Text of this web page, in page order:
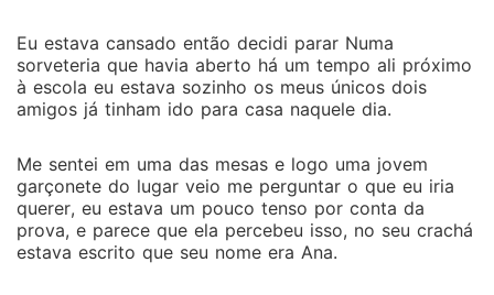
Eu estava cansado então decidi parar Numa
sorveteria que havia aberto há um tempo ali próximo
à escola eu estava sozinho os meus únicos dois
amigos já tinham ido para casa naquele dia.
Me sentei em uma das mesas e logo uma jovem
garçonete do lugar veio me perguntar o que eu iria
querer, eu estava um pouco tenso por conta da
prova, e parece que ela percebeu isso, no seu crachá
estava escrito que seu nome era Ana.